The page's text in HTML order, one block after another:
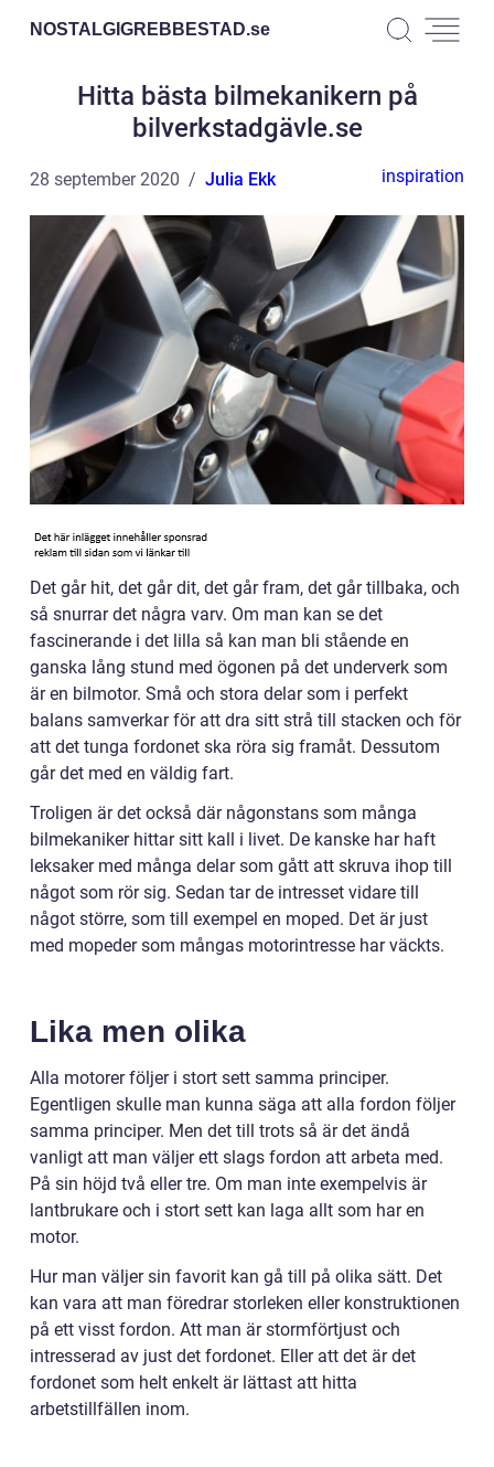
NOSTALGIGREBBESTAD.se
Hitta bästa bilmekanikern på
bilverkstadgävle.se
28 september 2020 Julia Ekk inspiration
Det går hit, det går dit, det går fram, det går tillbaka, och
så snurrar det några varv. Om man kan se det
fascinerande i det lilla så kan man bli stående en
ganska lång stund med ögonen på det underverk som
är en bilmotor. Små och stora delar som i perfekt
balans samverkar för att dra sitt strå till stacken och för
att det tunga fordonet ska röra sig framåt. Dessutom
går det med en väldig fart.
Troligen är det också där någonstans som många
bilmekaniker hittar sitt kall i livet. De kanske har haft
leksaker med många delar som gått att skruva ihop till
något som rör sig. Sedan tar de intresset vidare till
något större, som till exempel en moped. Det är just
med mopeder som mångas motorintresse har väckts.
Lika men olika
Alla motorer följer i stort sett samma principer.
Egentligen skulle man kunna säga att alla fordon följer
samma principer. Men det till trots så är det ändå
vanligt att man väljer ett slags fordon att arbeta med.
På sin höjd två eller tre. Om man inte exempelvis är
lantbrukare och i stort sett kan laga allt som har en
motor.
Hur man väljer sin favorit kan gå till på olika sätt. Det
kan vara att man föredrar storleken eller konstruktionen
på ett visst fordon. Att man är stormförtjust och
intresserad av just det fordonet. Eller att det är det
fordonet som helt enkelt är lättast att hitta
arbetstillfällen inom.